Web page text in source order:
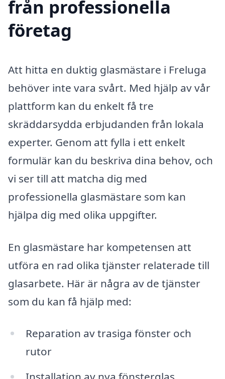
från professionella
företag
Att hitta en duktig glasmästare i Freluga
behöver inte vara svårt. Med hjälp av vår
plattform kan du enkelt få tre
skräddarsydda erbjudanden från lokala
experter. Genom att fylla i ett enkelt
formulär kan du beskriva dina behov, och
vi ser till att matcha dig med
professionella glasmästare som kan
hjälpa dig med olika uppgifter.
En glasmästare har kompetensen att
utföra en rad olika tjänster relaterade till
glasarbete. Här är några av de tjänster
som du kan få hjälp med:
Reparation av trasiga fönster och
rutor